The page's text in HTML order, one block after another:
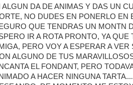
ALGUN DA DE ANIMAS Y DAS UN
NO DUDES EN PONERLO EN
QUE TENDRAS UN MONTN
IR A ROTA PRONTO, YA QUE
PERO VOY A ESPERAR A VER
ALGUNO DE TUS
EL FONDANT, PERO
A HACER NINGUNA